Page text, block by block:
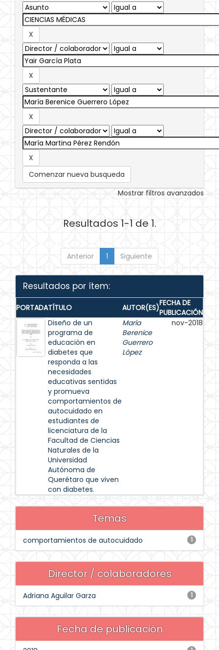
Comenzar nueva busqueda
Mostrar filtros avanzados
Resultados 1-1 de 1.
Anterior 1 Siguiente
Resultados por ítem:
PORTADATÍTULO AUTOR(ES)FECHA DE
PUBLICACIÓN
Diseño de un
programa de
educación en
diabetes que
responda a las
necesidades
educativas sentidas
y promueva
comportamientos de
autocuidado en
estudiantes de
licenciatura de la
Facultad de Ciencias
Naturales de la
Universidad
Autónoma de
Querétaro que viven
con diabetes.
María
Berenice
Guerrero
López
nov-2018
Temas
1
comportamientos de autocuidado
Director / colaboradores
1
Adriana Aguilar Garza
Fecha de publicación